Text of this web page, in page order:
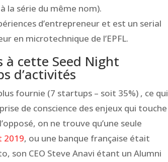
la série du même nom).
d’entrepreneur et est un serial
en microtechnique de l’EPFL.
à cette Seed Night
d’activités
fournie (7 startups – soit 35%) , ce qui
de conscience des enjeux qui touche
on ne trouve qu’une seule
2019, ou une banque française était
son CEO Steve Anavi étant un Alumni